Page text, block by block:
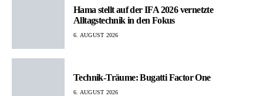
Hama stellt auf der IFA 2026 vernetzte
Alltagstechnik in den Fokus
6. AUGUST 2026
Technik-Träume: Bugatti Factor One
6. AUGUST 2026